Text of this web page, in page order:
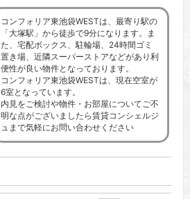
コンフォリア東池袋WESTは、最寄り駅の
「大塚駅」から徒歩で9分になります。ま
た、宅配ボックス、駐輪場、24時間ゴミ
置き場、近隣スーパーストアなどがあり利
便性が良い物件となっております。
コンフォリア東池袋WESTは、現在空室が
6室となっています。
内見をご検討や物件・お部屋についてご不
明な点がございましたら賃貸コンシェルジ
ュまで気軽にお問い合わせください